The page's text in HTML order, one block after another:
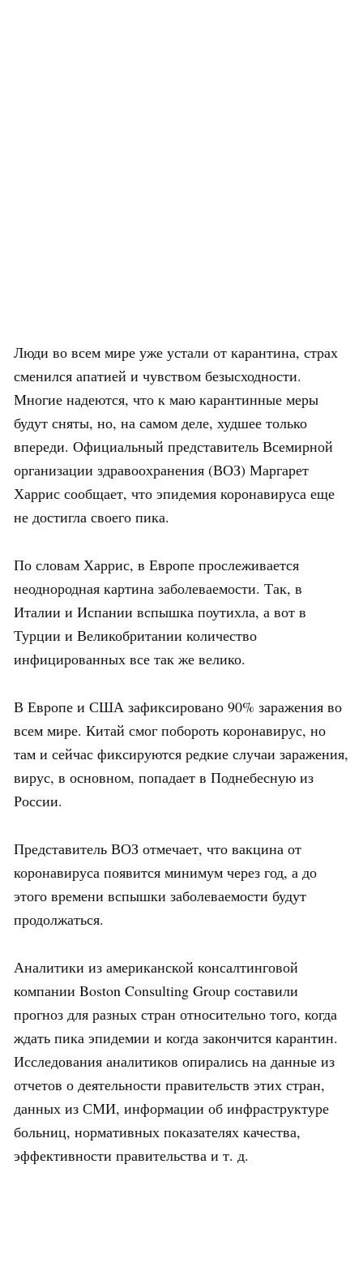
Люди во всем мире уже устали от карантина, страх
сменился апатией и чувством безысходности.
Многие надеются, что к маю карантинные меры
будут сняты, но, на самом деле, худшее только
впереди. Официальный представитель Всемирной
организации здравоохранения (ВОЗ) Маргарет
Харрис сообщает, что эпидемия коронавируса еще
не достигла своего пика.
По словам Харрис, в Европе прослеживается
неоднородная картина заболеваемости. Так, в
Италии и Испании вспышка поутихла, а вот в
Турции и Великобритании количество
инфицированных все так же велико.
В Европе и США зафиксировано 90% заражения во
всем мире. Китай смог побороть коронавирус, но
там и сейчас фиксируются редкие случаи заражения,
вирус, в основном, попадает в Поднебесную из
России.
Представитель ВОЗ отмечает, что вакцина от
коронавируса появится минимум через год, а до
этого времени вспышки заболеваемости будут
продолжаться.
Аналитики из американской консалтинговой
компании Boston Consulting Group составили
прогноз для разных стран относительно того, когда
ждать пика эпидемии и когда закончится карантин.
Исследования аналитиков опирались на данные из
отчетов о деятельности правительств этих стран,
данных из СМИ, информации об инфраструктуре
больниц, нормативных показателях качества,
эффективности правительства и т. д.